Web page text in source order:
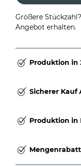
Größere
Angebot erhalten.
Produktion in
Sicherer Kauf
Produktion in